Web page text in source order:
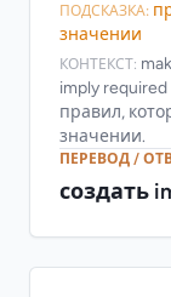
ПОДСКАЗКА:
значении
КОНТЕКСТ:
imply
правил,
значении.
ПЕРЕВОД /
создать